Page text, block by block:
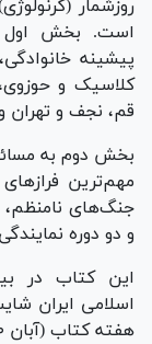
روزشمار
است. بخش اول
پیشینه
کلاسیک و
قم، نجف و تهران
بخش دوم به
مهم‌ترین
و دو دوره
این کتاب در
اسلامی ایران
هفته کتاب (آبان ۱۳۹۰) از آن تقدیر شد.